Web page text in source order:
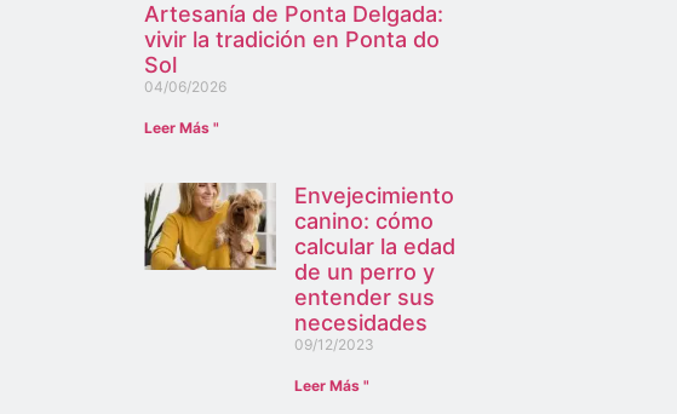
Artesanía de Ponta Delgada:
vivir la tradición en Ponta do
Sol
04/06/2026
Leer Más "
Envejecimiento
canino: cómo
calcular la edad
de un perro y
entender sus
necesidades
09/12/2023
Leer Más "